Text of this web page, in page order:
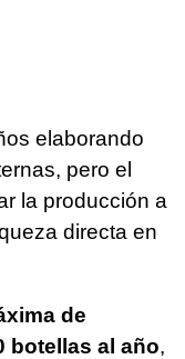
elaborando
pero el
la producción a
directa en
de
botellas al año,